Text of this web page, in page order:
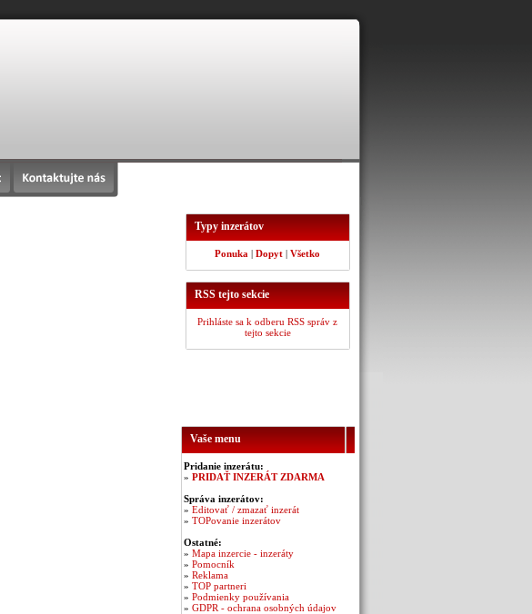
Typy inzerátov
Ponuka | Dopyt | Všetko
RSS tejto sekcie
Prihláste sa k odberu RSS správ z
tejto sekcie
Vaše menu
Pridanie inzerátu:
» PRIDAŤ INZERÁT ZDARMA
Správa inzerátov:
» Editovať / zmazať inzerát
» TOPovanie inzerátov
Ostatné:
» Mapa inzercie - inzeráty
» Pomocník
» Reklama
» TOP partneri
» Podmienky používania
» GDPR - ochrana osobných údajov